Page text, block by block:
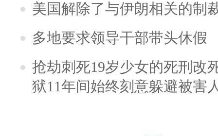
美国解除了与伊朗相关的制
多地要求领导干部带头休假
抢劫刺死19岁少女的死刑改
狱11年间始终刻意躲避被害